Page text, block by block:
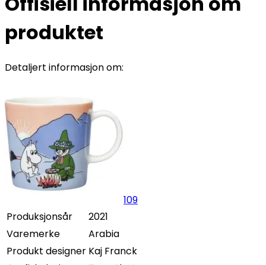
produktet
Detaljert informasjon om:
109
Produksjonsår
2021
Varemerke
Arabia
Produkt designer Kaj Franck